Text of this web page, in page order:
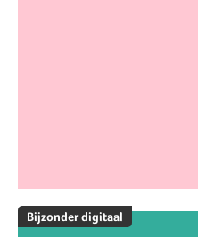
Bijzonder digitaal